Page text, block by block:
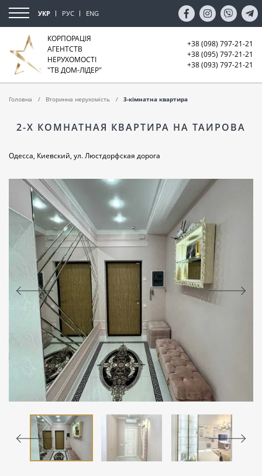
УКР РУС ENG
КОРПОРАЦІЯ
АГЕНТСТВ
НЕРУХОМОСТІ
"ТВ ДОМ-ЛІДЕР"
+38 (098) 797-21-21
+38 (095) 797-21-21
+38 (093) 797-21-21
Головна Вторинна нерухомість 3-кімнатна квартира
2-Х КОМНАТНАЯ КВАРТИРА НА ТАИРОВА
Одесса, Киевский, ул. Люстдорфская дорога